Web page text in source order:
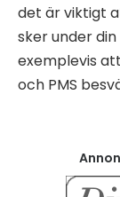
det är viktigt
sker under
exemplevis
och PMS